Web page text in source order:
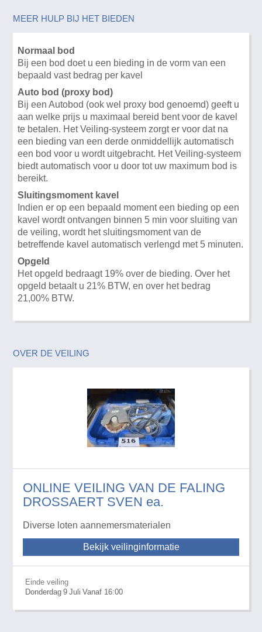
MEER HULP BIJ HET BIEDEN
Normaal bod
Bij een bod doet u een bieding in de vorm van een
bepaald vast bedrag per kavel
Auto bod (proxy bod)
Bij een Autobod (ook wel proxy bod genoemd) geeft u
aan welke prijs u maximaal bereid bent voor de kavel
te betalen. Het Veiling-systeem zorgt er voor dat na
een bieding van een derde onmiddellijk automatisch
een bod voor u wordt uitgebracht. Het Veiling-systeem
biedt automatisch voor u door tot uw maximum bod is
bereikt.
Sluitingsmoment kavel
Indien er op een bepaald moment een bieding op een
kavel wordt ontvangen binnen 5 min voor sluiting van
de veiling, wordt het sluitingsmoment van de
betreffende kavel automatisch verlengd met 5 minuten.
Opgeld
Het opgeld bedraagt 19% over de bieding. Over het
opgeld betaalt u 21% BTW, en over het bedrag
21,00% BTW.
OVER DE VEILING
ONLINE VEILING VAN DE FALING
DROSSAERT SVEN ea.
Diverse loten aannemersmaterialen
Bekijk veilinginformatie
Einde veiling
Donderdag 9 Juli Vanaf 16:00